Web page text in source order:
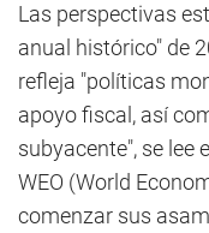
Las perspectivas
anual histórico" de
refleja "políticas
apoyo fiscal, así
subyacente", se lee
WEO (World
comenzar sus